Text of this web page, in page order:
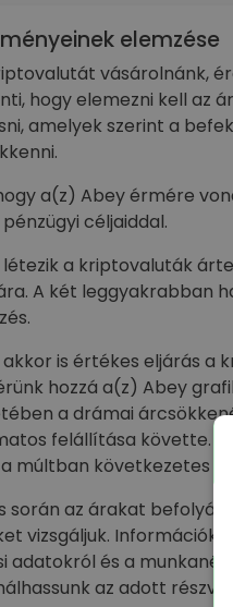
elemzése
vásárolnánk,
hogy elemezni kell
amelyek szerint a
a(z) Abey érmére
céljaiddal.
a kriptovaluták
A két leggyakrabban
is értékes eljárás
hozzá a(z) Abey
a drámai
felállítása követte.
múltban következetes
az árakat
vizsgáljuk.
adatokról és a
az adott